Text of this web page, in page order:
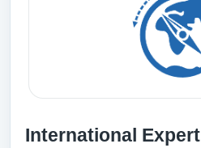
International Expert